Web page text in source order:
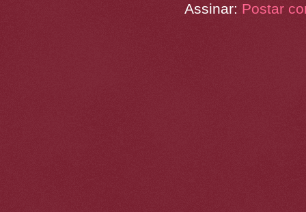
Assinar: Postar